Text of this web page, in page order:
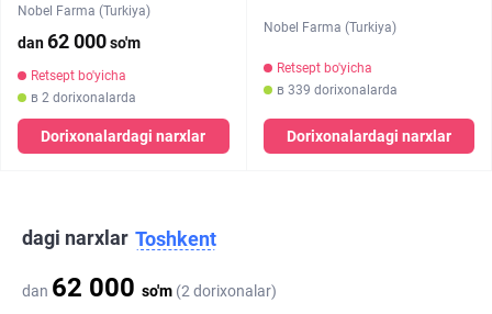
Nobel Farma (Turkiya)
dan62 000so'm
Retsept bo'yicha
в 2 dorixonalarda
Dorixonalardagi narxlar
Nobel Farma (Turkiya)
Retsept bo'yicha
в 339 dorixonalarda
Dorixonalardagi narxlar
dagi narxlar Toshkent
dan 62 000 so'm (2 dorixonalar)